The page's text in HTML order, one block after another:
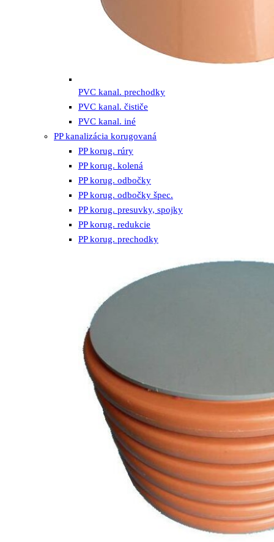
PVC kanal. prechodky
PVC kanal. čističe
PVC kanal. iné
PP kanalizácia korugovaná
PP korug. rúry
PP korug. kolená
PP korug. odbočky
PP korug. odbočky špec.
PP korug. presuvky, spojky
PP korug. redukcie
PP korug. prechodky